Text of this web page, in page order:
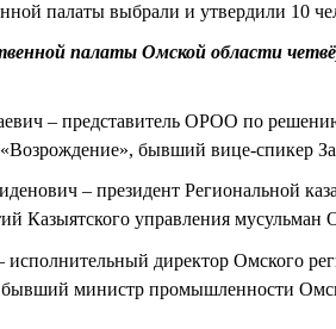
палаты выбрали и утвердили 10
палаты Омской области
– представитель ОРОО по
«Возрождение», бывший вице-спикер
– президент Региональной
Казыятского управления мусульман
директор Омского
бывший министр промышленности